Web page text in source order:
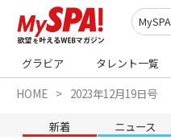
グラビア タレント一覧
HOME 2023年12月19日号
新着 ニュース